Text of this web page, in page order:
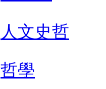
人文史哲
哲學